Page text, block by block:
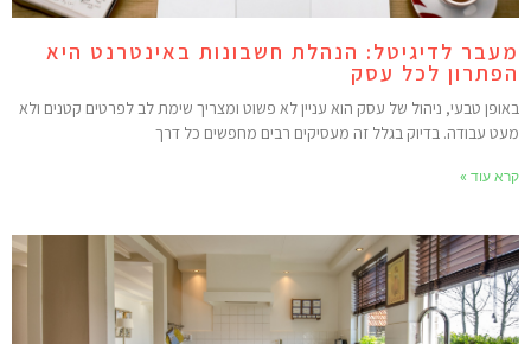
לדיגיטל: הנהלת חשבונות באינטרנט היא
לכל עסק
טבעי, ניהול של עסק הוא עניין לא פשוט ומצריך שימת לב לפרטים קטנים ולא
עבודה. בדיוק בגלל זה מעסיקים רבים מחפשים כל דרך
עוד »